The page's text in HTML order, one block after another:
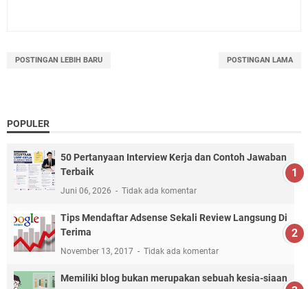
POSTINGAN LEBIH BARU POSTINGAN LAMA
POPULER
50 Pertanyaan Interview Kerja dan Contoh Jawaban
Terbaik
Juni 06, 2026 Tidak ada komentar
Tips Mendaftar Adsense Sekali Review Langsung Di
Terima
November 13, 2017 Tidak ada komentar
Memiliki blog bukan merupakan sebuah kesia-siaan